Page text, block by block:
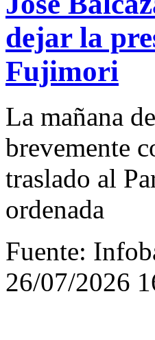
dejar la
Fujimori
La mañana
brevemente
traslado al
ordenada
Fuente:
26/07/2026